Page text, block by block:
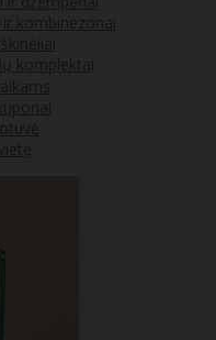
ir kombinezonai
komplektai